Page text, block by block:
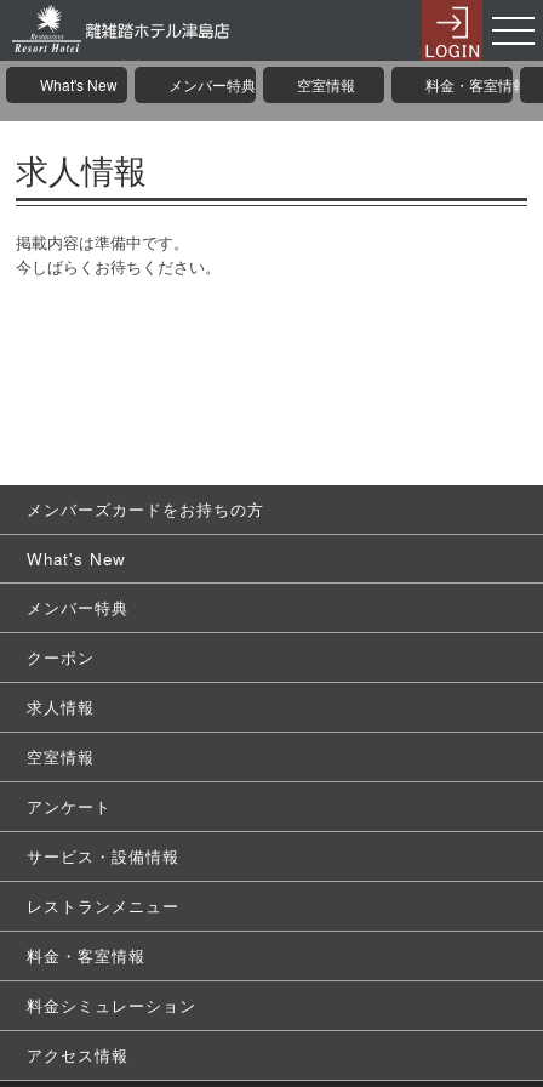
What's New メンバー特典 空室情報 料金・客室情報
求人情報
掲載内容は準備中です。
今しばらくお待ちください。
メンバーズカードをお持ちの方
What's New
メンバー特典
クーポン
求人情報
空室情報
アンケート
サービス・設備情報
レストランメニュー
料金・客室情報
料金シミュレーション
アクセス情報